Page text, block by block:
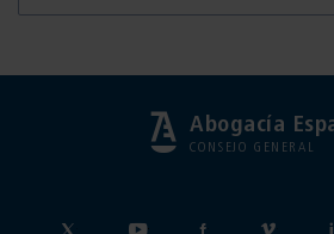
Abogacía
CONSEJO GENERAL